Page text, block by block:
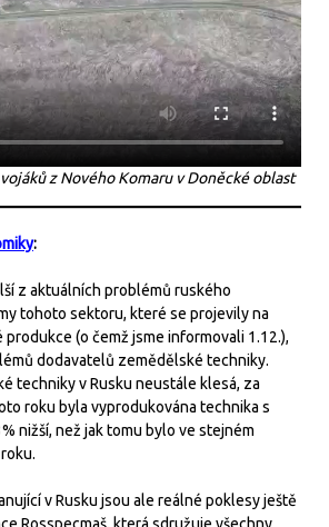
z Nového Komaru v Doněcké oblast
:
z aktuálních problémů ruského
tohoto sektoru, které se projevily na
(o čemž jsme informovali 1.12.),
dodavatelů zemědělské techniky.
techniky v Rusku neustále klesá, za
roku byla vyprodukována technika s
nižší, než jak tomu bylo ve stejném
v Rusku jsou ale reálné poklesy ještě